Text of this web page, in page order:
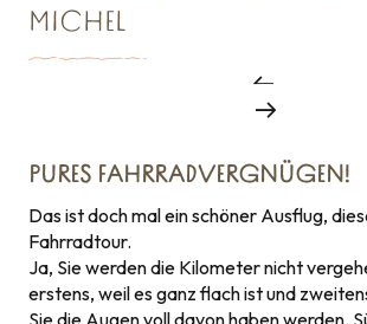
MICHEL
PURES FAHRRADVERGNÜGEN!
Das ist doch mal ein schöner Ausflug,
Fahrradtour.
Ja, Sie werden die Kilometer nicht
erstens, weil es ganz flach ist und
Sie die Augen voll davon haben werden.